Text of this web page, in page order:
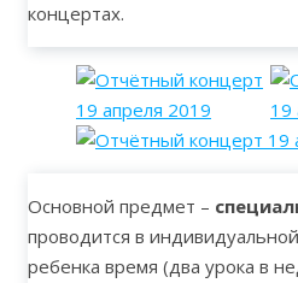
концертах.
Основной предмет –
проводится в
ребенка время (два урока в